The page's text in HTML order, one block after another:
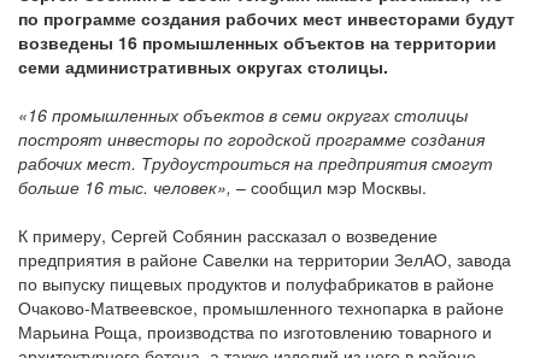
по программе создания рабочих мест инвесторами будут
возведены 16 промышленных объектов на территории
семи административных округах столицы.
«16 промышленных объектов в семи округах столицы
построят инвесторы по городской программе создания
рабочих мест. Трудоустроиться на предприятия смогут
больше 16 тыс. человек», – сообщил мэр Москвы.
К примеру, Сергей Собянин рассказал о возведение
предприятия в районе Савелки на территории ЗелАО, завода
по выпуску пищевых продуктов и полуфабрикатов в районе
Очаково-Матвеевское, промышленного технопарка в районе
Марьина Роща, производства по изготовлению товарного и